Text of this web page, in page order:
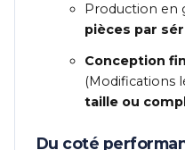
Production en
pièces par
Conception
(Modifications
taille ou
Du coté